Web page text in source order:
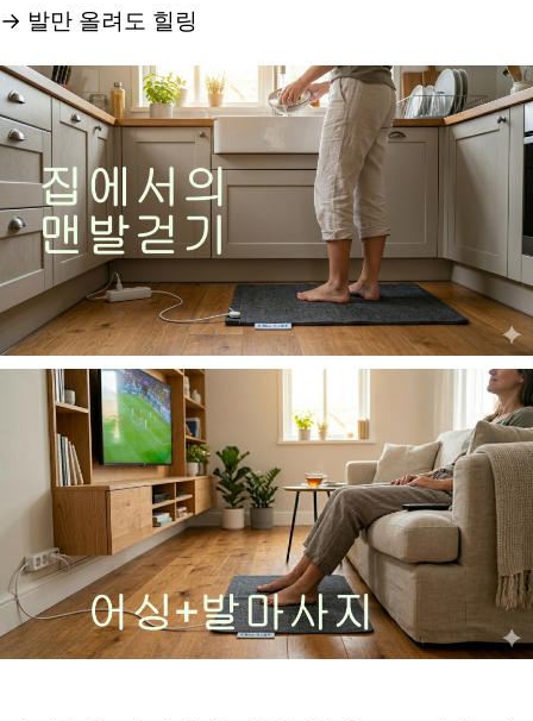
→ 발만 올려도 힐링